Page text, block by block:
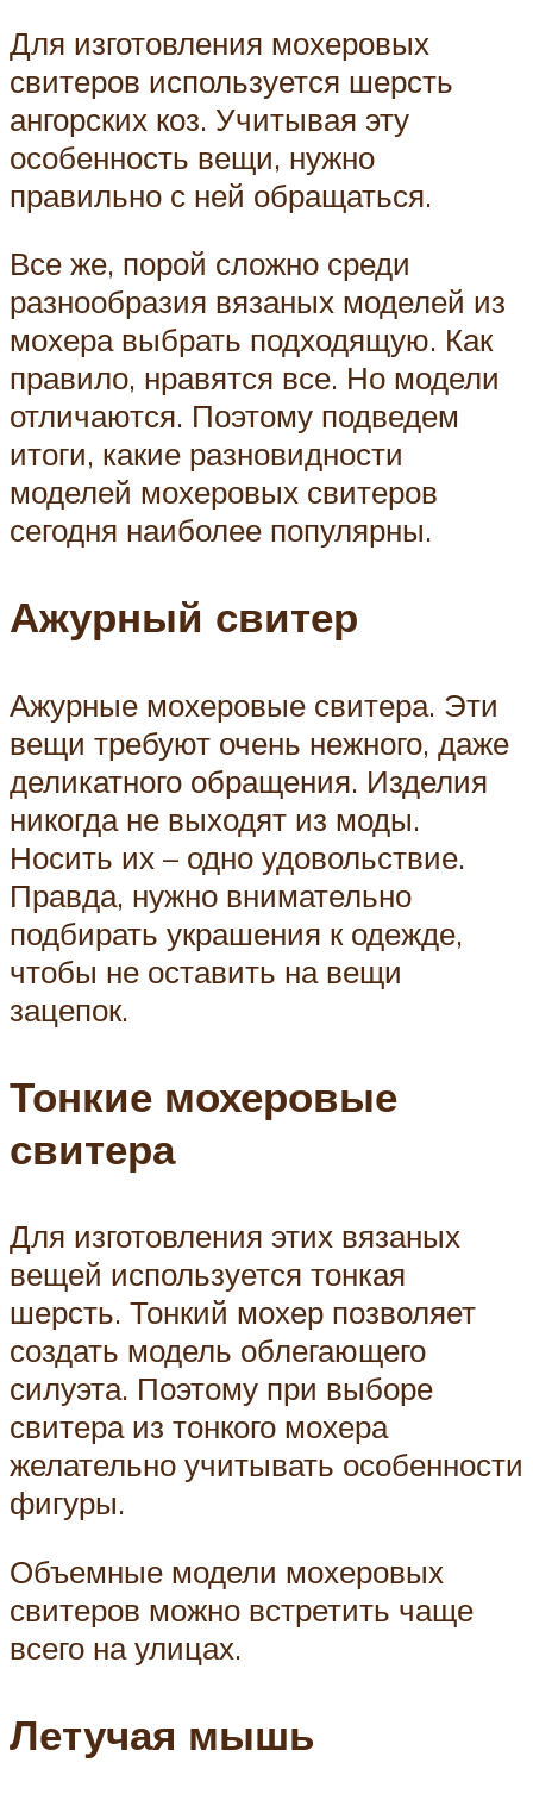
Для изготовления мохеровых
свитеров используется шерсть
ангорских коз. Учитывая эту
особенность вещи, нужно
правильно с ней обращаться.
Все же, порой сложно среди
разнообразия вязаных моделей из
мохера выбрать подходящую. Как
правило, нравятся все. Но модели
отличаются. Поэтому подведем
итоги, какие разновидности
моделей мохеровых свитеров
сегодня наиболее популярны.
Ажурный свитер
Ажурные мохеровые свитера. Эти
вещи требуют очень нежного, даже
деликатного обращения. Изделия
никогда не выходят из моды.
Носить их – одно удовольствие.
Правда, нужно внимательно
подбирать украшения к одежде,
чтобы не оставить на вещи
зацепок.
Тонкие мохеровые
свитера
Для изготовления этих вязаных
вещей используется тонкая
шерсть. Тонкий мохер позволяет
создать модель облегающего
силуэта. Поэтому при выборе
свитера из тонкого мохера
желательно учитывать особенности
фигуры.
Объемные модели мохеровых
свитеров можно встретить чаще
всего на улицах.
Летучая мышь